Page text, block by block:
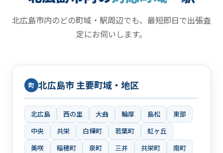
北広島市内のどの町域・駅周辺でも、最短即日で出張査
定にお伺いします。
町 北広島市 主要町域・地区
北広島 西の里 大曲 輪厚 島松
東部
中央
共栄 白樺町 若葉町
虹ヶ丘
美咲
稲穂町 泉町 三井 共栄町
南町